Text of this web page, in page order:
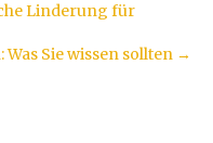
Linderung für
Sie wissen sollten →